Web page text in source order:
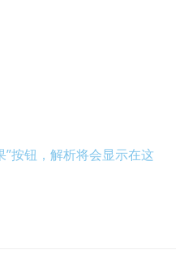
按钮，解析将会显示在这